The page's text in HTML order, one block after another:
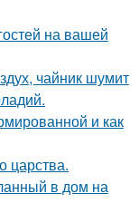
на вашей
чайник шумит
и как
царства.
в дом на